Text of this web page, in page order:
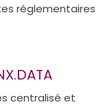
réglementaires
centralisé et